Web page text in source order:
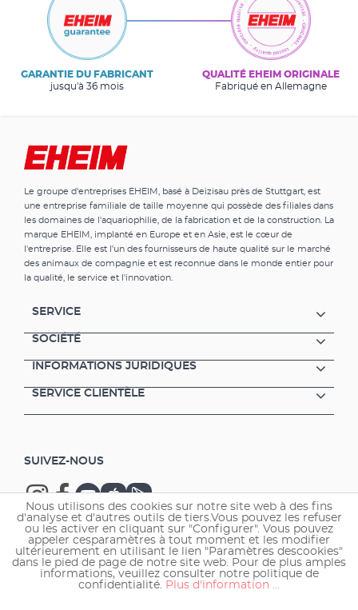
GARANTIE DU FABRICANT
jusqu'à 36 mois
QUALITÉ EHEIM ORIGINALE
Fabriqué en Allemagne
Le groupe d'entreprises EHEIM, basé à Deizisau près de Stuttgart, est
une entreprise familiale de taille moyenne qui possède des filiales dans
les domaines de l'aquariophilie, de la fabrication et de la construction. La
marque EHEIM, implanté en Europe et en Asie, est le cœur de
l'entreprise. Elle est l'un des fournisseurs de haute qualité sur le marché
des animaux de compagnie et est reconnue dans le monde entier pour
la qualité, le service et l'innovation.
SERVICE
SOCIÉTÉ
INFORMATIONS JURIDIQUES
SERVICE CLIENTÈLE
SUIVEZ-NOUS
Copyright © 2026 EHEIM GmbH & Co. KG.
Nous utilisons des cookies sur notre site web à des fins
d'analyse et d'autres outils de tiers.Vous pouvez les refuser
ou les activer en cliquant sur "Configurer". Vous pouvez
appeler cesparamètres à tout moment et les modifier
ultérieurement en utilisant le lien "Paramètres descookies"
dans le pied de page de notre site web. Pour de plus amples
informations, veuillez consulter notre politique de
confidentialité. Plus d'information ...